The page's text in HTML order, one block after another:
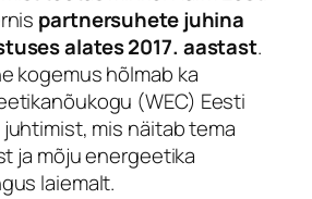
partnersuhete juhina
alates 2017. aastast.
kogemus hõlmab ka
(WEC) Eesti
mis näitab tema
ja mõju energeetika
laiemalt.